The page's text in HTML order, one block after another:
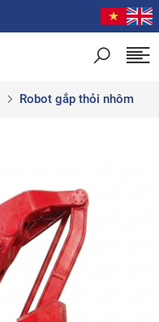
Robot gắp thỏi nhôm